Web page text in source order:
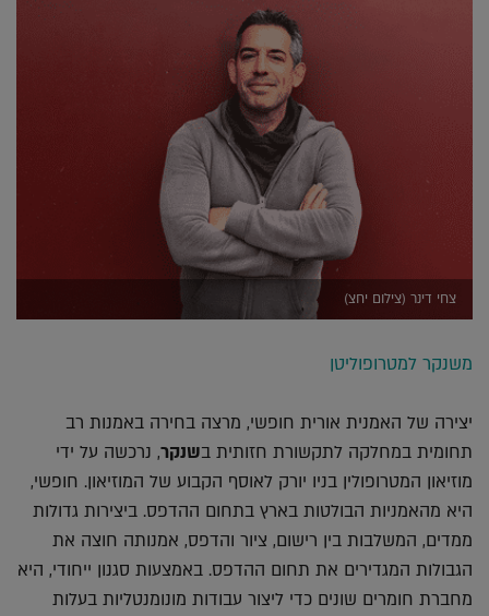
צחי דינר (צילום יחצ)
משנקר למטרופוליטן
יצירה של האמנית אורית חופשי, מרצה בחירה באמנות רב
תחומית במחלקה לתקשורת חזותית בשנקר, נרכשה על ידי
מוזיאון המטרופולין בניו יורק לאוסף הקבוע של המוזיאון. חופשי,
היא מהאמניות הבולטות בארץ בתחום ההדפס. ביצירות גדולות
ממדים, המשלבות בין רישום, ציור והדפס, אמנותה חוצה את
הגבולות המגדירים את תחום ההדפס. באמצעות סגנון ייחודי, היא
מחברת חומרים שונים כדי ליצור עבודות מונומנטליות בעלות